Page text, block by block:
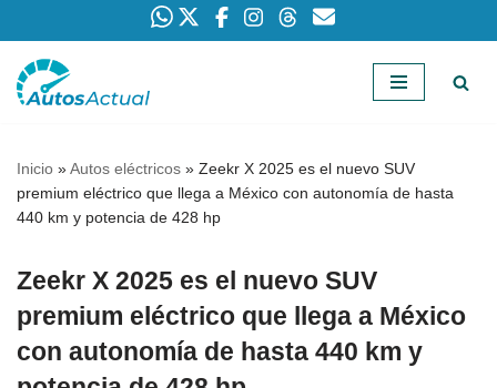
Saltar
Inicio »Autos eléctricos » Zeekr X 2025 es el nuevo SUV
premium eléctrico que llega a México con autonomía de hasta
440 km y potencia de 428 hp
Zeekr X 2025 es el nuevo SUV
premium eléctrico que llega a México
con autonomía de hasta 440 km y